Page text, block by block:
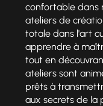
confortable dans
ateliers de
totale dans l'art
apprendre à
tout en
ateliers sont
prêts à
aux secrets de la